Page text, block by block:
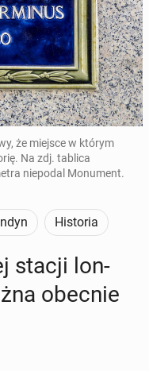
że miejsce w którym
Na zdj. tablica
niepodal Monument.
Historia
stacji lon­
obecnie